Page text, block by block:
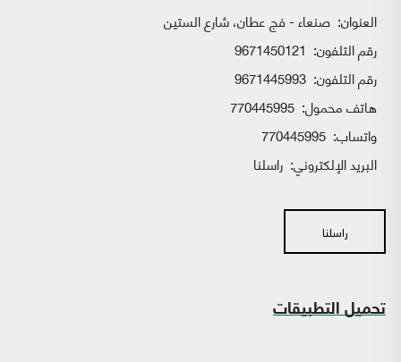
العنوان: صنعاء - فج عطان، شارع الستين
رقم التلفون: 9671450121
رقم التلفون: 9671445993
هاتف محمول: 770445995
واتساب:
البريد الإلكتروني: راسلنا
راسلنا
تحميل التطبيقات